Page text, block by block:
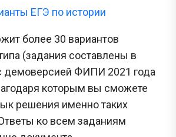
ЕГЭ по истории
более 30 вариантов
(задания составлены в
демоверсией ФИПИ 2021 года
которым вы сможете
решения именно таких
ко всем заданиям